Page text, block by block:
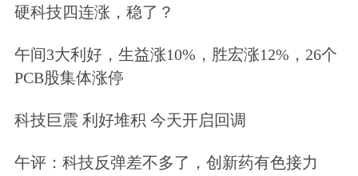
硬科技四连涨，稳了？
午间3大利好，生益涨10%，胜宏涨12%，26个
PCB股集体涨停
科技巨震 利好堆积 今天开启回调
午评：科技反弹差不多了，创新药有色接力